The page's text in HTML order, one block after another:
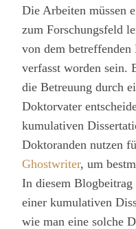
Die Arbeiten müssen
zum Forschungsfeld
von dem
verfasst worden sein.
die Betreuung durch
Doktorvater
kumulativen
Doktoranden nutzen
Ghostwriter, um
In diesem
einer kumulativen
wie man eine solche